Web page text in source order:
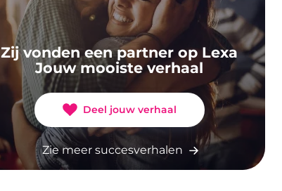
Zij vonden een partner op Lexa
Jouw mooiste verhaal
Deel jouw verhaal
Zie meer succesverhalen